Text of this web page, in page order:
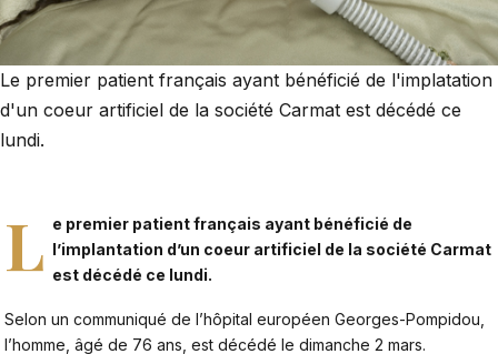
Le premier patient français ayant bénéficié de l'implatation
d'un coeur artificiel de la société Carmat est décédé ce
lundi.
L e premier patient français ayant bénéficié de
l’implantation d’un coeur artificiel de la société Carmat
est décédé ce lundi.
Selon un communiqué de l’hôpital européen Georges-Pompidou,
l’homme, âgé de 76 ans, est décédé le dimanche 2 mars.